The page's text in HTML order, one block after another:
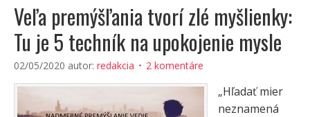
Veľa premýšľania tvorí zlé myšlienky:
Tu je 5 techník na upokojenie mysle
02/05/2020 autor: redakcia 2 komentáre
„Hľadať mier
neznamená